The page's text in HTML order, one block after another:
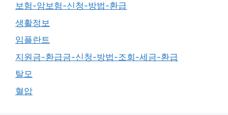
보험-암보험-신청-방법-환급
생활정보
임플란트
지원금-환급금-신청-방법-조회-세금-환급
탈모
혈압